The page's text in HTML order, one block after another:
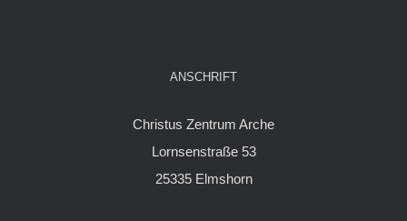
ANSCHRIFT
Christus Zentrum Arche
Lornsenstraße 53
25335 Elmshorn